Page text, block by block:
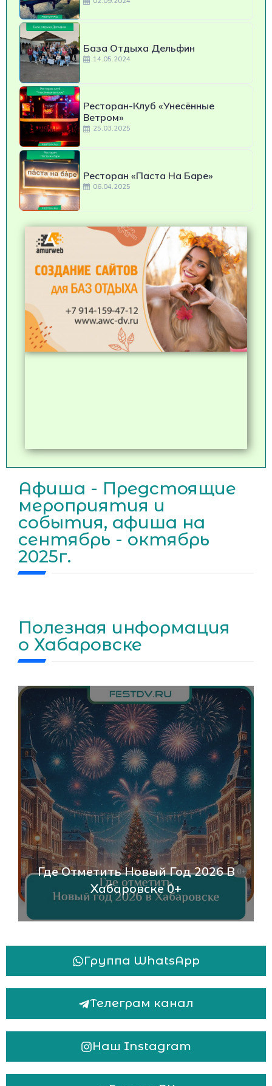
База Отдыха Дельфин
14.05.2024
Ресторан-Клуб «Унесённые
Ветром»
25.03.2025
Ресторан «Паста На Баре»
06.04.2025
Афиша - Предстоящие
мероприятия и
события, афиша на
сентябрь - октябрь
2025г.
Полезная информация
о Хабаровске
Где Отметить Новый Год 2026 В
Хабаровске 0+
Группа WhatsApp
Телеграм канал
Наш Instagram